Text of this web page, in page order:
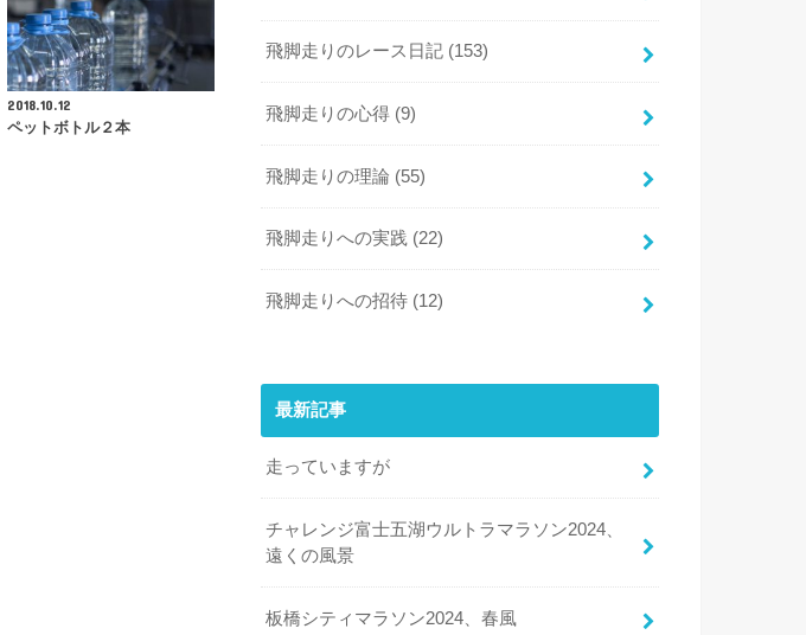
2018.10.12
ペットボトル２本
飛脚走りのレース日記 (153)
飛脚走りの心得 (9)
飛脚走りの理論 (55)
飛脚走りへの実践 (22)
飛脚走りへの招待 (12)
最新記事
走っていますが
チャレンジ富士五湖ウルトラマラソン2024、
遠くの風景
板橋シティマラソン2024、春風